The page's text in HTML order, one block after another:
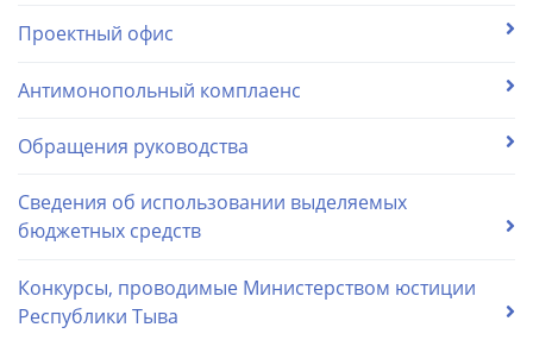
Проектный офис
Антимонопольный комплаенс
Обращения руководства
Сведения об использовании выделяемых
бюджетных средств
Конкурсы, проводимые Министерством юстиции
Республики Тыва